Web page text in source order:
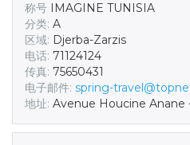
称号 IMAGINE TUNISIA
分类: A
区域: Djerba-Zarzis
电话: 71124124
传真: 75650431
电子邮件: spring-
地址: Avenue Houcine